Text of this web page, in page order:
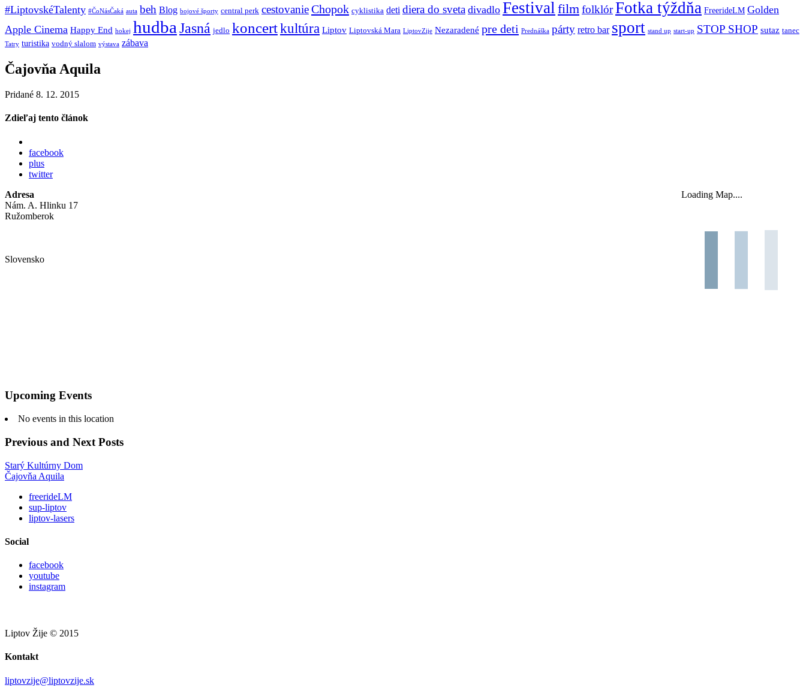
#LiptovskéTalenty #ČoNásČaká auta beh Blog bojové športy central perk cestovanieChopok cyklistika deti diera do sveta divadlo Festival filmfolklórFotka týždňa FreerideLM Golden
Apple Cinema Happy End hokej hudba Jasná jedlo koncertkultúra Liptov Liptovská Mara LiptovZije Nezaradené pre deti Prednáška párty retro bar sport stand up start-up STOP SHOP sutaz tanec
Tatry turistika vodný slalom výstava zábava
Čajovňa Aquila
Pridané 8. 12. 2015
Zdieľaj tento článok
facebook
plus
twitter
Loading Map....
Adresa
Nám. A. Hlinku 17
Ružomberok
Slovensko
Upcoming Events
No events in this location
Previous and Next Posts
Starý Kultúrny Dom
Čajovňa Aquila
freerideLM
sup-liptov
liptov-lasers
Social
facebook
youtube
instagram
Liptov Žije © 2015
Kontakt
liptovzije@liptovzije.sk